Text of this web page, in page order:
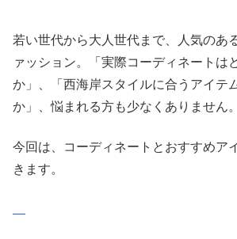
若い世代から大人世代まで、人気のあ
ァッション。「実際コーディネートは
か」、「西海岸スタイルに合うアイテ
か」、悩まれる方も少なくありません。
今回は、コーディネートとおすすめア
きます。